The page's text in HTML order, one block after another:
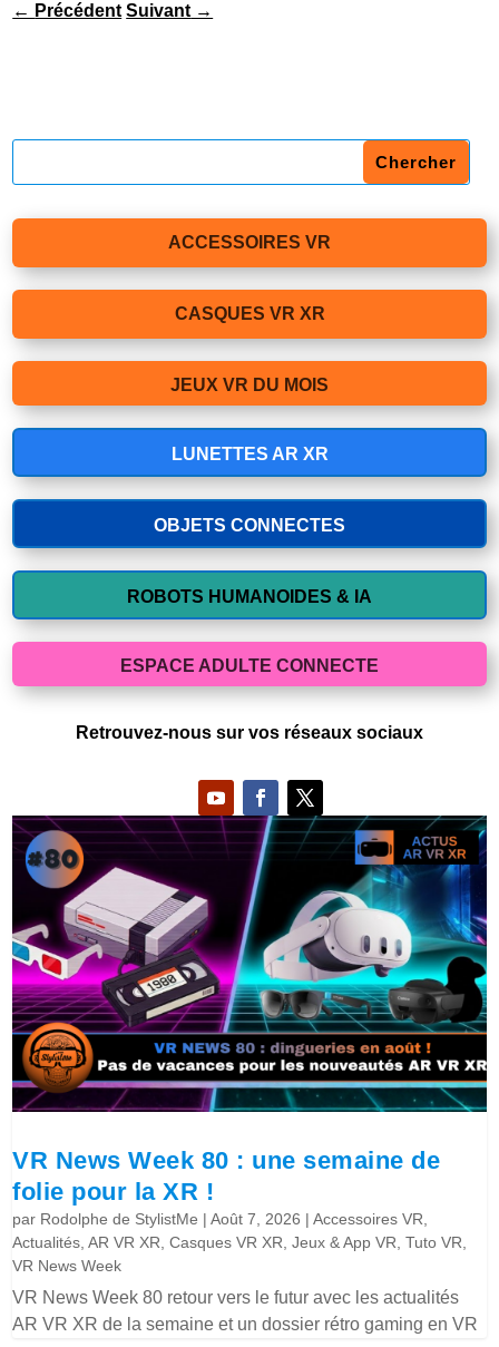
← Précédent Suivant →
ACCESSOIRES VR
CASQUES VR XR
JEUX VR DU MOIS
LUNETTES AR XR
OBJETS CONNECTES
ROBOTS HUMANOIDES & IA
ESPACE ADULTE CONNECTE
Retrouvez-nous sur vos réseaux sociaux
VR News Week 80 : une semaine de
folie pour la XR !
par Rodolphe de StylistMe |Août 7, 2026 |Accessoires VR
Actualités ,AR VR XR ,Casques VR XR ,Jeux & App VR ,Tuto VR
VR News Week
VR News Week 80 retour vers le futur avec les actualités
AR VR XR de la semaine et un dossier rétro gaming en VR